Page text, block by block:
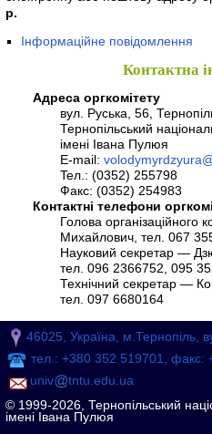
р.
Інформаційне повідомлення
Контактна
Адреса оргкомітету
вул. Руська, 56,
Тернопільський
імені Івана Пулюя
E-mail:
Teл.: (0352) 255798
Факс: (0352) 254983
Контактні телефони
Голова організаційного
Михайлович, тел. 067
Науковий секретар —
тел. 096 2366752, 095
Технічний секретар —
тел. 097 6680164
46025, Україна, м.Тернопіль,
тел.: +380 352 519701, факс:
univ
tntu.edu.ua
© 1999-2026, Тернопільський
імені Івана Пулюя